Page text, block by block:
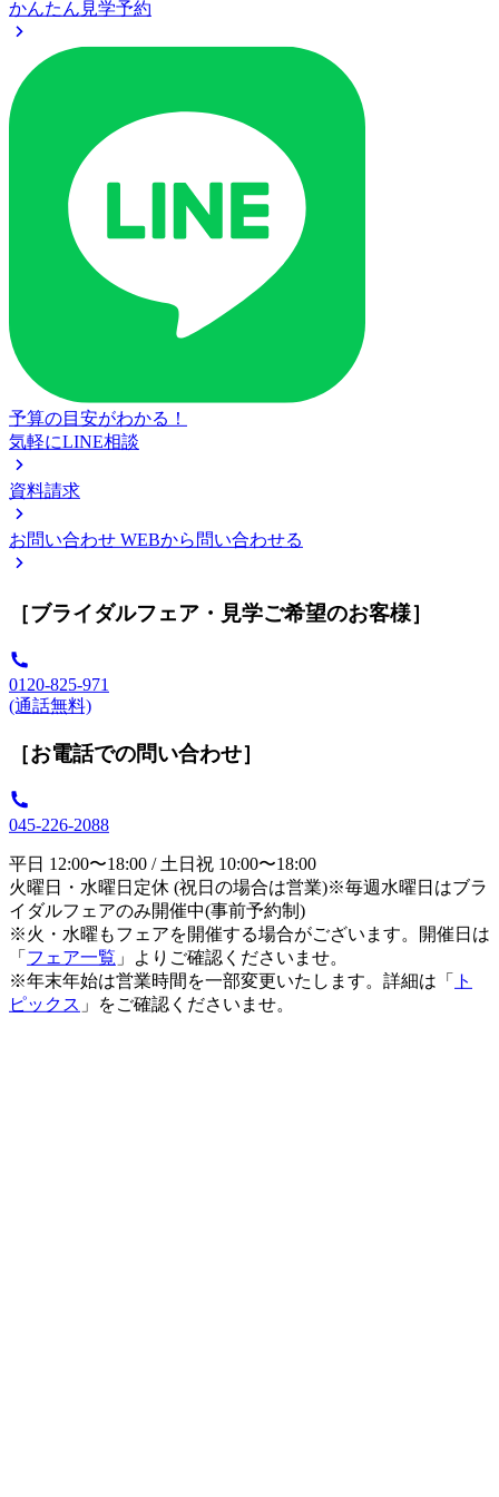
かんたん見学予約
予算の目安がわかる！
気軽にLINE相談
資料請求
お問い合わせ WEBから問い合わせる
［ブライダルフェア・見学ご希望のお客様］
0120-825-971
(通話無料)
［お電話での問い合わせ］
045-226-2088
平日 12:00〜18:00 / 土日祝 10:00〜18:00
火曜日・水曜日定休 (祝日の場合は営業)※毎週水曜日はブラ
イダルフェアのみ開催中(事前予約制)
※火・水曜もフェアを開催する場合がございます。開催日は
「フェア一覧 」よりご確認くださいませ。
※年末年始は営業時間を一部変更いたします。詳細は「 ト
ピックス 」をご確認くださいませ。